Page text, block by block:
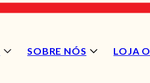
SOBRE NÓS LOJA